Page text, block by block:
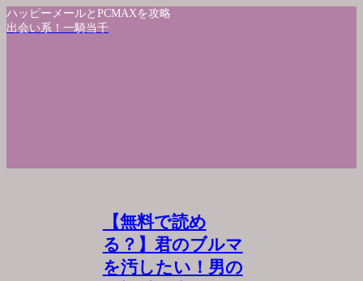
ハッピーメールとPCMAXを攻略
出会い系！一騎当千
【無料で読め
る？】君のブルマ
を汚したい！男の